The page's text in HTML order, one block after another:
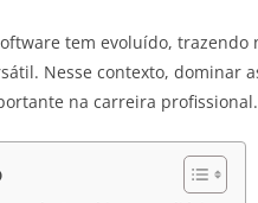
tem evoluído,
Nesse contexto,
na carreira profissional.